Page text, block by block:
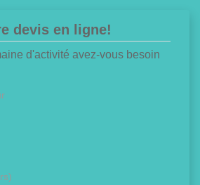
devis en ligne!
d'activité avez-vous besoin